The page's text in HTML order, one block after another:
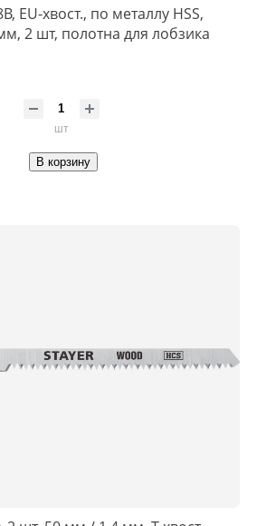
EU-хвост., по металлу HSS,
2 шт, полотна для лобзика
шт
В корзину